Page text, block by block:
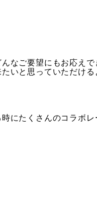
なご要望にもお応えで
いと思っていただけ
にたくさんのコラボ